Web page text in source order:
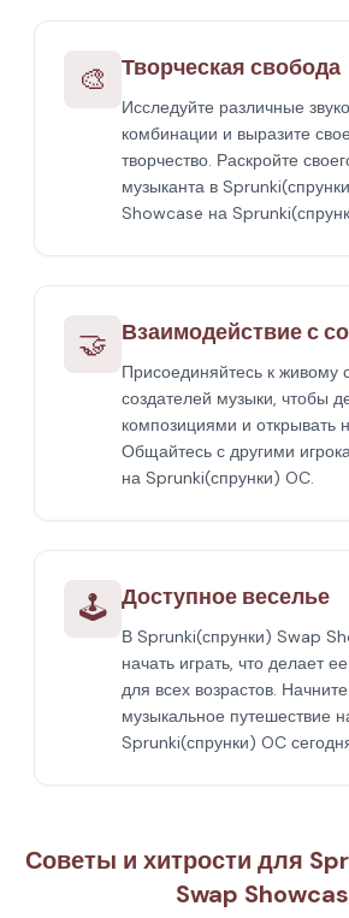
🎨 Творческая свобода
Исследуйте различные
комбинации и выразите
творчество. Раскройте
музыканта в
Showcase на
🤝 Взаимодействие с
Присоединяйтесь к живому
создателей музыки, чтобы
композициями и открывать
Общайтесь с другими
на Sprunki(спрунки) OC.
🕹️ Доступное веселье
В Sprunki(спрунки) Swap
начать играть, что делает
для всех возрастов.
музыкальное путешествие
Sprunki(спрунки) OC
Советы и хитрости для
Swap